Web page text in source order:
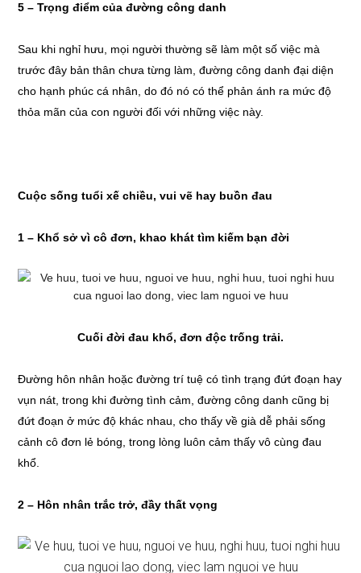
5 – Trọng điểm của đường công danh
Sau khi nghỉ hưu, mọi người thường sẽ làm một số việc mà
trước đây bản thân chưa từng làm, đường công danh đại diện
cho hạnh phúc cá nhân, do đó nó có thể phản ánh ra mức độ
thỏa mãn của con người đối với những việc này.
Cuộc sống tuổi xế chiều, vui vẽ hay buồn đau
1 – Khổ sở vì cô đơn, khao khát tìm kiếm bạn đời
Cuối đời đau khổ, đơn độc trống trải.
Đường hôn nhân hoặc đường trí tuệ có tình trạng đứt đoạn hay
vụn nát, trong khi đường tình cảm, đường công danh cũng bị
đứt đoạn ở mức độ khác nhau, cho thấy về già dễ phải sống
cảnh cô đơn lẻ bóng, trong lòng luôn cảm thấy vô cùng đau
khổ.
2 – Hôn nhân trắc trở, đầy thất vọng